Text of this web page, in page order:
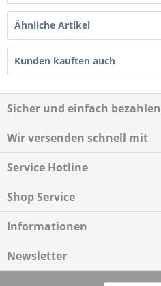
Ähnliche Artikel
Kunden kauften auch
Sicher und einfach bezahlen
Wir versenden schnell mit
Service Hotline
Shop Service
Informationen
Newsletter